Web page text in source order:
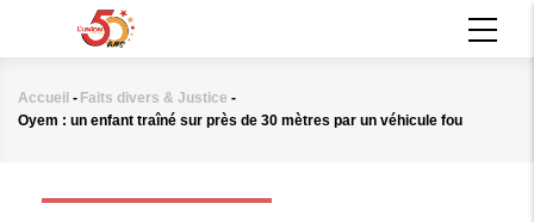
principal
Fil
Accueil - Faits divers & Justice -
Oyem : un enfant traîné sur près de 30 mètres par un véhicule fou